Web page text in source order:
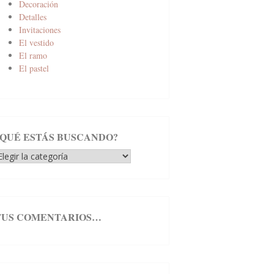
Decoración
Detalles
Invitaciones
El vestido
El ramo
El pastel
ESTÁS BUSCANDO?
COMENTARIOS…